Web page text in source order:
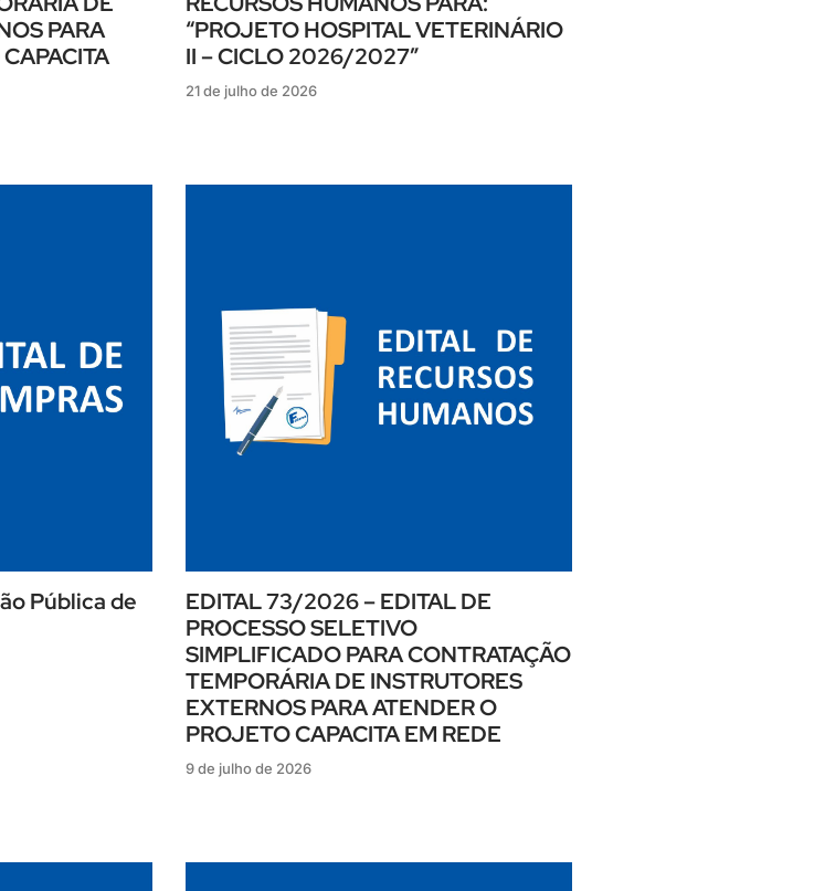
PARA
“PROJETO HOSPITAL VETERINÁRIO
II – CICLO 2026/2027”
21 de julho de 2026
Pública de
EDITAL 73/2026 – EDITAL DE
PROCESSO SELETIVO
SIMPLIFICADO PARA CONTRATAÇÃO
TEMPORÁRIA DE INSTRUTORES
EXTERNOS PARA ATENDER O
PROJETO CAPACITA EM REDE
9 de julho de 2026